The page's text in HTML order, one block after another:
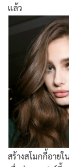
แล้ว
สร้างสโมกกี้อาย